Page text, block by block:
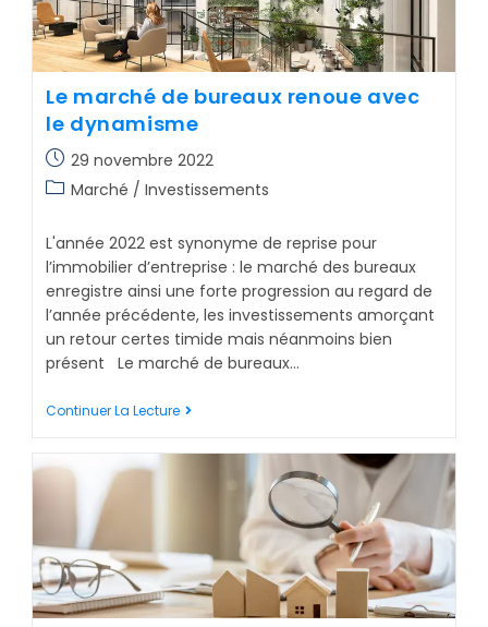
Le marché de bureaux renoue avec
le dynamisme
29 novembre 2022
Marché / Investissements
L'année 2022 est synonyme de reprise pour
l’immobilier d’entreprise : le marché des bureaux
enregistre ainsi une forte progression au regard de
l’année précédente, les investissements amorçant
un retour certes timide mais néanmoins bien
présent Le marché de bureaux…
Continuer La Lecture